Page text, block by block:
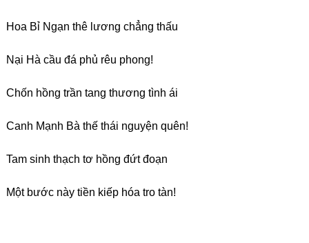
Hoa Bỉ Ngạn thê lương chẳng thấu
Nại Hà cầu đá phủ rêu phong!
Chốn hồng trần tang thương tình ái
Canh Mạnh Bà thế thái nguyện quên!
Tam sinh thạch tơ hồng đứt đoạn
Một bước này tiền kiếp hóa tro tàn!